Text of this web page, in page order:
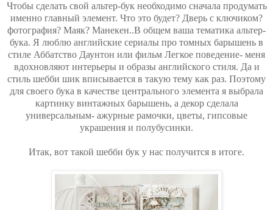
Чтобы сделать свой альтер-бук необходимо сначала продумать
именно главный элемент. Что это будет? Дверь с ключиком?
фотография? Маяк? Манекен..В общем ваша тематика альтер-
бука. Я люблю английские сериалы про томных барышень в
стиле Аббатство Даунтон или фильм Легкое поведение- меня
вдохновляют интерьеры и образы английского стиля. Да и
стиль шебби шик вписывается в такую тему как раз. Поэтому
для своего бука в качестве центрального элемента я выбрала
картинку винтажных барышень, а декор сделала
универсальным- ажурные рамочки, цветы, гипсовые
украшения и полубусинки.
Итак, вот такой шебби бук у нас получится в итоге.